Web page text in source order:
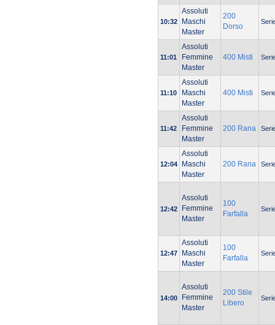
10:32
Assoluti
Maschi
Master
200
Dorso
11:01
Assoluti
Femmine
Master
400 Misti
11:10
Assoluti
Maschi
Master
400 Misti
11:42
Assoluti
Femmine
Master
200 Rana
12:04
Assoluti
Maschi
Master
200 Rana
12:42
Assoluti
Femmine
Master
100
Farfalla
12:47
Assoluti
Maschi
Master
100
Farfalla
14:00
Assoluti
Femmine
Master
200 Stile
Libero